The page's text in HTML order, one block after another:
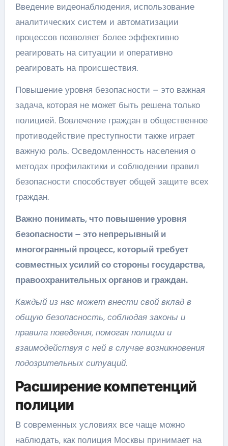
Введение видеонаблюдения, использование
аналитических систем и автоматизации
процессов позволяет более эффективно
реагировать на ситуации и оперативно
реагировать на происшествия.
Повышение уровня безопасности – это важная
задача, которая не может быть решена только
полицией. Вовлечение граждан в общественное
противодействие преступности также играет
важную роль. Осведомленность населения о
методах профилактики и соблюдении правил
безопасности способствует общей защите всех
граждан.
Важно понимать, что повышение уровня
безопасности – это непрерывный и
многогранный процесс, который требует
совместных усилий со стороны государства,
правоохранительных органов и граждан.
Каждый из нас может внести свой вклад в
общую безопасность, соблюдая законы и
правила поведения, помогая полиции и
взаимодействуя с ней в случае возникновения
подозрительных ситуаций.
Расширение компетенций
полиции
В современных условиях все чаще можно
наблюдать, как полиция Москвы принимает на